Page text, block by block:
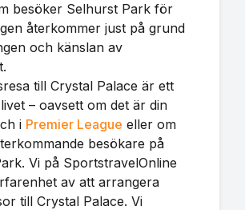
besöker Selhurst Park för
återkommer just på grund
och känslan av
till Crystal Palace är ett
– oavsett om det är din
i Premier League eller om
besökare på
Vi på SportstravelOnline
av att arrangera
till Crystal Palace. Vi